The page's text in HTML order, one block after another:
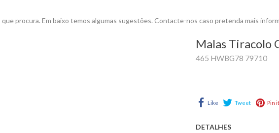
procura. Em baixo temos algumas sugestões. Contacte-nos caso pretenda mais
Malas Tiracolo
465 HWBG78 79710
Like Tweet Pin it
DETALHES